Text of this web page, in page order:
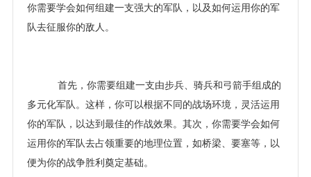
你需要学会如何组建一支强大的军队，以及如何运用你的军
队去征服你的敌人。
首先，你需要组建一支由步兵、骑兵和弓箭手组成的
多元化军队。这样，你可以根据不同的战场环境，灵活运用
你的军队，以达到最佳的作战效果。其次，你需要学会如何
运用你的军队去占领重要的地理位置，如桥梁、要塞等，以
便为你的战争胜利奠定基础。